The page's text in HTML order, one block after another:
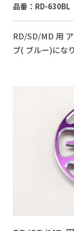
品番：RD-630BL
RD/SD/MD 用
ブ( ブルー)にな